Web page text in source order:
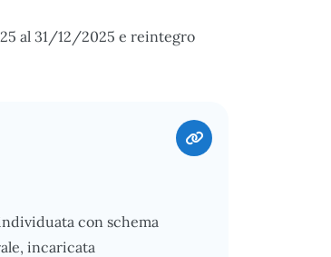
al 31/12/2025 e reintegro
con schema
incaricata